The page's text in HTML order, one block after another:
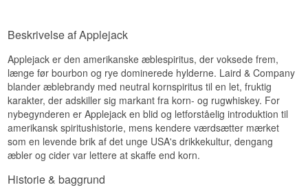
krydderi.
Smag
Smagen byder på moden æble, honning og en
let sødme.
Eftersmag
Eftersmagen er medium lang, frisk og frugtig.
Beskrivelse af Applejack
Applejack er den amerikanske æblespiritus, der voksede frem,
længe før bourbon og rye dominerede hylderne. Laird & Company
blander æblebrandy med neutral kornspiritus til en let, fruktig
karakter, der adskiller sig markant fra korn- og rugwhiskey. For
nybegynderen er Applejack en blid og letforståelig introduktion til
amerikansk spiritushistorie, mens kendere værdsætter mærket
som en levende brik af det unge USA's drikkekultur, dengang
æbler og cider var lettere at skaffe end korn.
Historie & baggrund